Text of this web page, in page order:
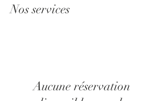
Nos services
Aucune réservation